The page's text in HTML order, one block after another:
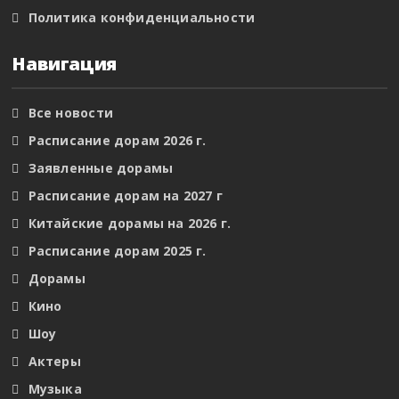
Политика конфиденциальности
Навигация
Все новости
Расписание дорам 2026 г.
Заявленные дорамы
Расписание дорам на 2027 г
Китайские дорамы на 2026 г.
Расписание дорам 2025 г.
Дорамы
Кино
Шоу
Актеры
Музыка